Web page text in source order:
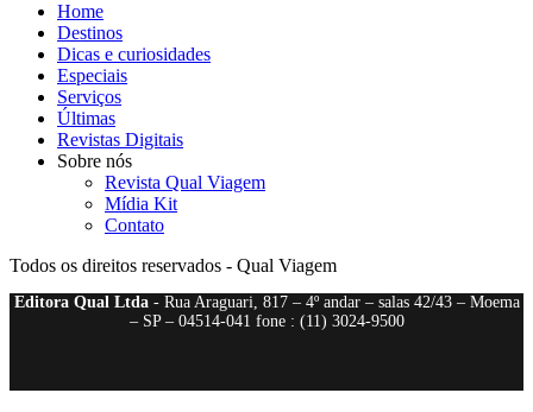
Home
Destinos
Dicas e curiosidades
Especiais
Serviços
Últimas
Revistas Digitais
Sobre nós
Revista Qual Viagem
Mídia Kit
Contato
Todos os direitos reservados - Qual Viagem
Editora Qual Ltda- Rua Araguari, 817 – 4º andar – salas 42/43 – Moema
– SP – 04514-041 fone : (11) 3024-9500